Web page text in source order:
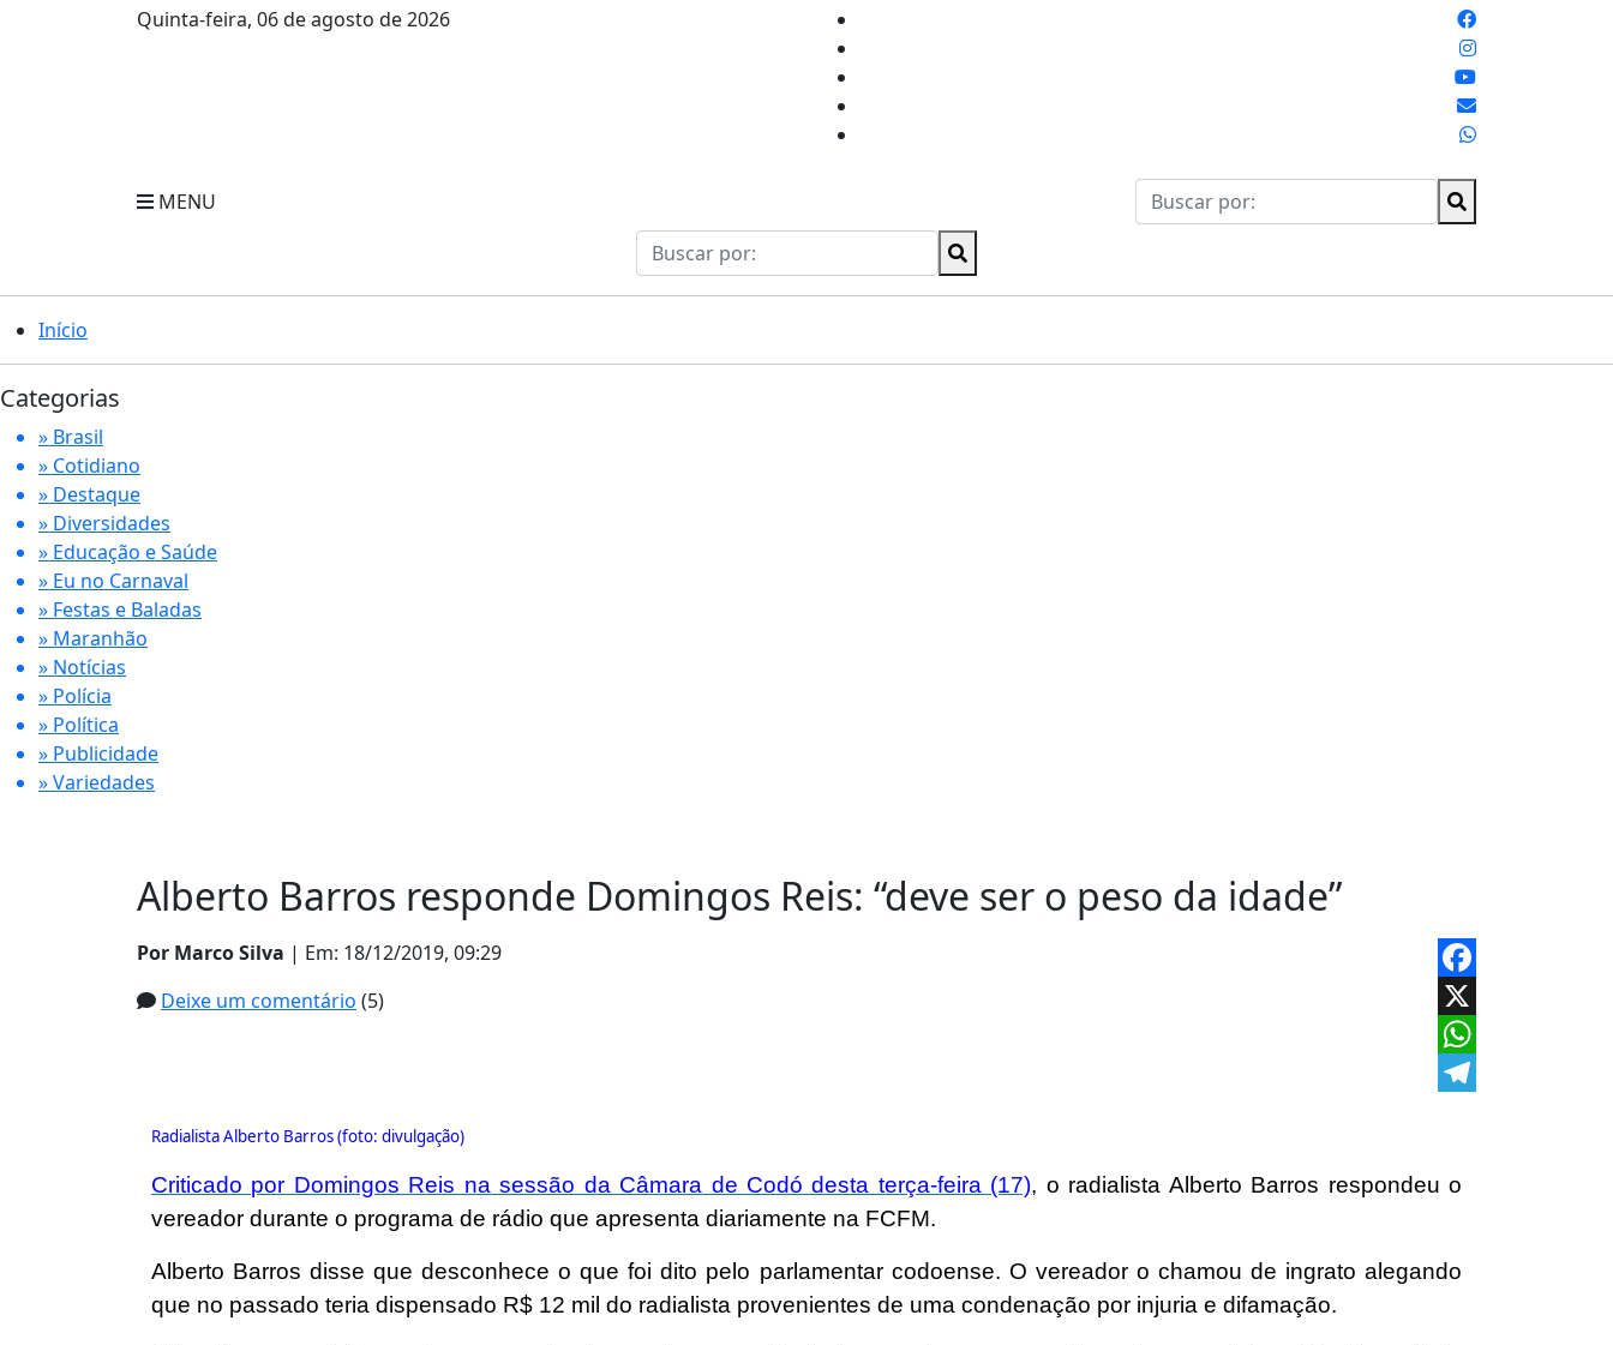
Quinta-feira, 06 de agosto de 2026
MENU
Início
Categorias
» Brasil
» Cotidiano
» Destaque
» Diversidades
» Educação e Saúde
» Eu no Carnaval
» Festas e Baladas
» Maranhão
» Notícias
» Polícia
» Política
» Publicidade
» Variedades
Alberto Barros responde Domingos Reis: “deve ser o peso da idade”
Por Marco Silva | Em: 18/12/2019, 09:29
Deixe um comentário (5)
Facebook
X
WhatsApp
Radialista Alberto Barros (foto: divulgação)
Criticado por Domingos Reis na sessão da Câmara de Codó desta terça-feira (17), o radialista Alberto Barros respondeu o
vereador durante o programa de rádio que apresenta diariamente na FCFM.
Alberto Barros disse que desconhece o que foi dito pelo parlamentar codoense. O vereador o chamou de ingrato alegando
que no passado teria dispensado R$ 12 mil do radialista provenientes de uma condenação por injuria e difamação.